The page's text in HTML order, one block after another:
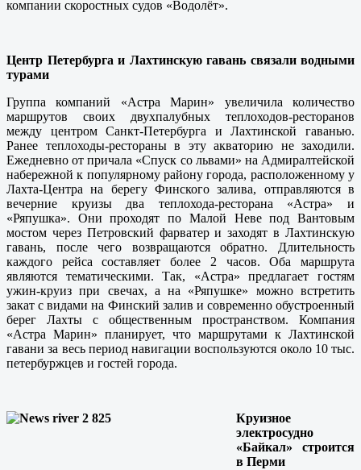
компании скоростных судов «Водолёт».
Центр Петербурга и Лахтинскую гавань связали водными
турами
Группа компаний «Астра Марин» увеличила количество
маршрутов своих двухпалубных теплоходов-ресторанов
между центром Санкт-Петербурга и Лахтинской гаванью.
Ранее теплоходы-рестораны в эту акваторию не заходили.
Ежедневно от причала «Спуск со львами» на Адмиралтейской
набережной к популярному району города, расположенному у
Лахта-Центра на берегу Финского залива, отправляются в
вечерние круизы два теплохода-ресторана «Астра» и
«Ряпушка». Они проходят по Малой Неве под Вантовым
мостом через Петровский фарватер и заходят в Лахтинскую
гавань, после чего возвращаются обратно. Длительность
каждого рейса составляет более 2 часов. Оба маршрута
являются тематическими. Так, «Астра» предлагает гостям
ужин-круиз при свечах, а на «Ряпушке» можно встретить
закат с видами на Финский залив и современно обустроенный
берег Лахты с общественным пространством. Компания
«Астра Марин» планирует, что маршрутами к Лахтинской
гавани за весь период навигации воспользуются около 10 тыс.
петербуржцев и гостей города.
Круизное
электросудно
«Байкал» строится
в Перми